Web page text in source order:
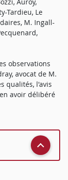
Tardieu, Le
M. Ingall-
observations
avocat de M.
qualités, l'avis
avoir délibéré